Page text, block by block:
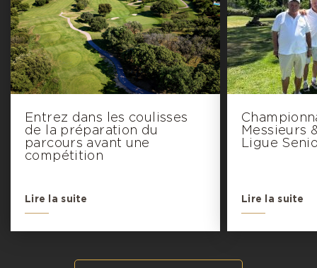
Entrez dans les coulisses
de la préparation du
parcours avant une
compétition
Lire la suite
Messieurs
Ligue
Lire la suite